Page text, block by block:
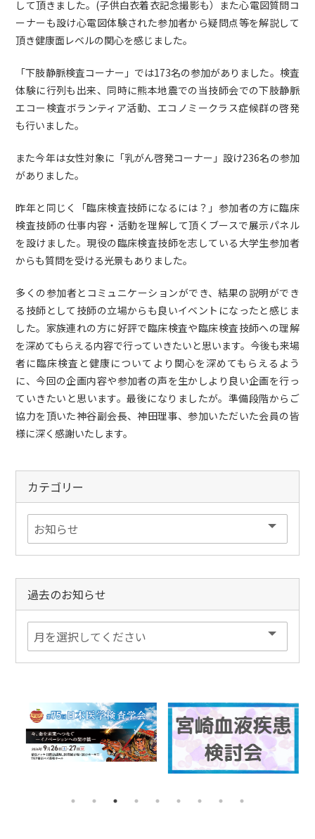
して頂きました。(子供白衣着衣記念撮影も）また心電図質問コ
ーナーも設け心電図体験された参加者から疑問点等を解説して
頂き健康面レベルの関心を感じました。
「下肢静脈検査コーナー」では173名の参加がありました。検査
体験に行列も出来、同時に熊本地震での当技師会での下肢静脈
エコー検査ボランティア活動、エコノミークラス症候群の啓発
も行いました。
また今年は女性対象に「乳がん啓発コーナー」設け236名の参加
がありました。
昨年と同じく「臨床検査技師になるには？」参加者の方に臨床
検査技師の仕事内容・活動を理解して頂くブースで展示パネル
を設けました。現役の臨床検査技師を志している大学生参加者
からも質問を受ける光景もありました。
多くの参加者とコミュニケーションができ、結果の説明ができ
る技師として技師の立場からも良いイベントになったと感じま
した。家族連れの方に好評で臨床検査や臨床検査技師への理解
を深めてもらえる内容で行っていきたいと思います。今後も来場
者に臨床検査と健康についてより関心を深めてもらえるよう
に、今回の企画内容や参加者の声を生かしより良い企画を行っ
ていきたいと思います。最後になりましたが。準備段階からご
協力を頂いた神谷副会長、神田理事、参加いただいた会員の皆
様に深く感謝いたします。
カテゴリー
過去のお知らせ